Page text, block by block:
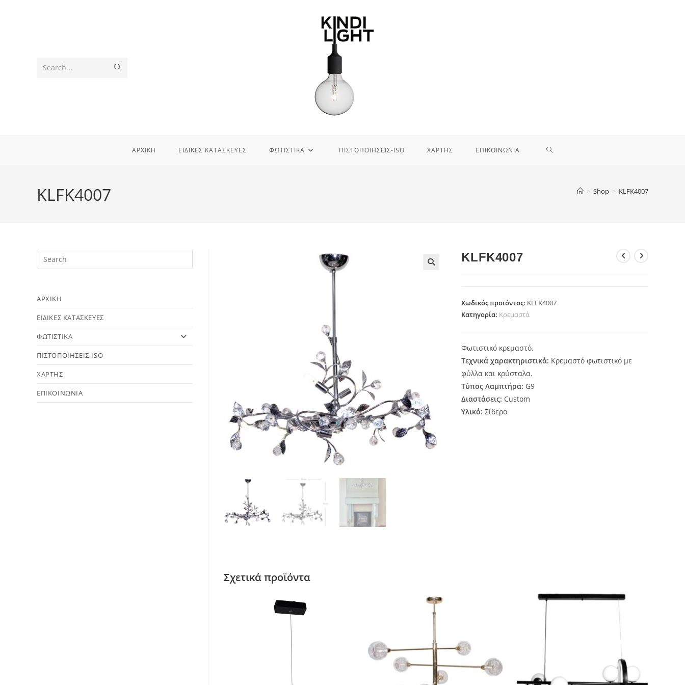
Search...
ΑΡΧΙΚΗ ΕΙΔΙΚΕΣ ΚΑΤΑΣΚΕΥΕΣ ΦΩΤΙΣΤΙΚΑ ΠΙΣΤΟΠΟΙΗΣΕΙΣ-ISO ΧΑΡΤΗΣ ΕΠΙΚΟΙΝΩΝΙΑ TOGGLE
KLFK4007 > Shop > KLFK4007
KLFK4007
Κωδικός προϊόντος: KLFK4007
Κατηγορία: Κρεμαστά
Φωτιστικό κρεμαστό.
Τεχνικά χαρακτηριστικά: Κρεμαστό φωτιστικό με
φύλλα και κρύσταλα.
Τύπος Λαμπτήρα: G9
Διαστάσεις: Custom
Υλικό: Σίδερο
Σχετικά προϊόντα
ΑΡΧΙΚΗ
ΕΙΔΙΚΕΣ ΚΑΤΑΣΚΕΥΕΣ
ΦΩΤΙΣΤΙΚΑ
ΠΙΣΤΟΠΟΙΗΣΕΙΣ-ISO
ΧΑΡΤΗΣ
ΕΠΙΚΟΙΝΩΝΙΑ